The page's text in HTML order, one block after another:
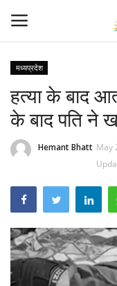
Home
Contact
मध्यप्रदेश
छत्तीसगढ़
मध्यप्रदेश
हत्या के बाद
के बाद पति ने
Hemant Bhatt May